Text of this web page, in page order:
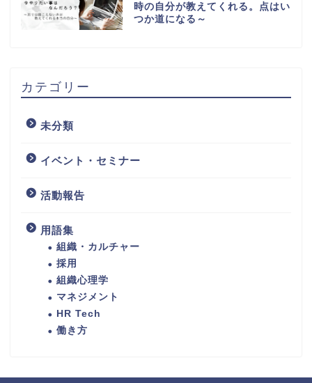
時の自分が教えてくれる。点はい
つか道になる～
カテゴリー
未分類
イベント・セミナー
活動報告
用語集
組織・カルチャー
採用
組織心理学
マネジメント
HR Tech
働き方